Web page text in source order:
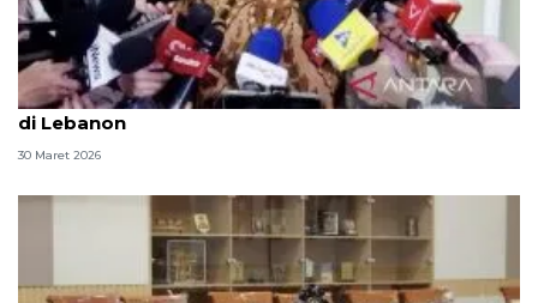
Komisi I DPR belasungkawa gugurnya prajurit TNI
di Lebanon
30 Maret 2026